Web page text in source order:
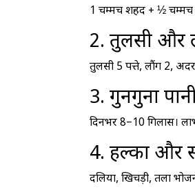
1 चम्मच शहद + ½ चम्मच
2. तुलसी और
तुलसी 5 पत्ते, लौंग 2,
3. गुनगुना
दिनभर 8–10 गिलास।
4. हल्का और
दलिया, खिचड़ी, तला